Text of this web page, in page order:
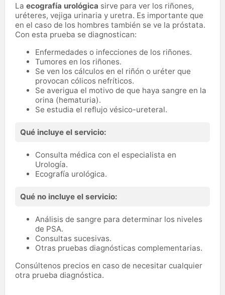
La ecografía urológica sirve para ver los riñones,
uréteres, vejiga urinaria y uretra. Es importante que
en el caso de los hombres también se ve la próstata.
Con esta prueba se diagnostican:
Enfermedades o infecciones de los riñones.
Tumores en los riñones.
Se ven los cálculos en el riñón o uréter que
provocan cólicos nefríticos.
Se averigua el motivo de que haya sangre en la
orina (hematuria).
Se estudia el reflujo vésico-ureteral.
Qué incluye el servicio:
Consulta médica con el especialista en
Urología.
Ecografía urológica.
Qué no incluye el servicio:
Análisis de sangre para determinar los niveles
de PSA.
Consultas sucesivas.
Otras pruebas diagnósticas complementarias.
Consúltenos precios en caso de necesitar cualquier
otra prueba diagnóstica.